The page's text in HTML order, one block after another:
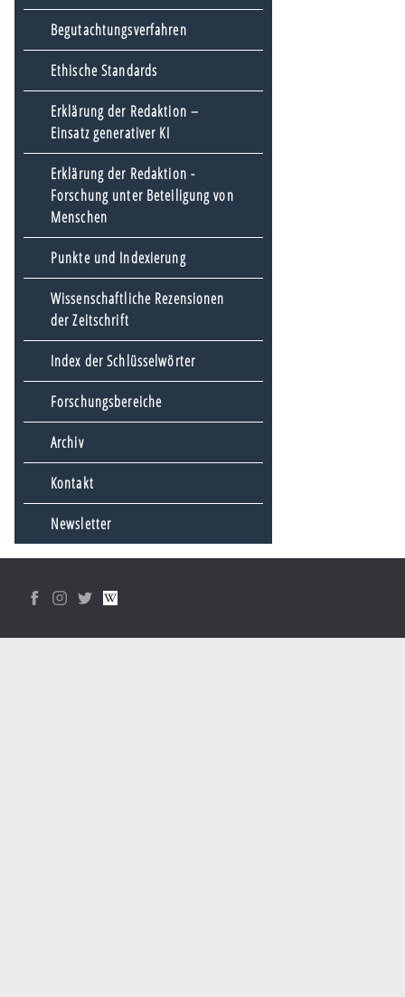
Begutachtungsverfahren
Ethische Standards
Erklärung der Redaktion –
Einsatz generativer KI
Erklärung der Redaktion -
Forschung unter Beteiligung von
Menschen
Punkte und Indexierung
Wissenschaftliche Rezensionen
der Zeitschrift
Index der Schlüsselwörter
Forschungsbereiche
Archiv
Kontakt
Newsletter